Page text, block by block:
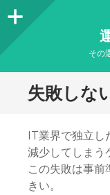
バ
その
失敗しな
IT業界で独立し
減少してしまう
この失敗は事前
きい。